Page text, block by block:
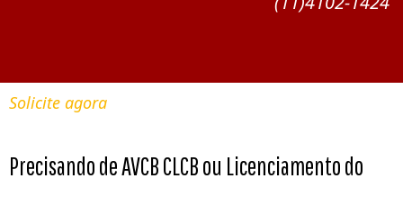
Solicite agora
Precisando de AVCB CLCB ou Licenciamento do